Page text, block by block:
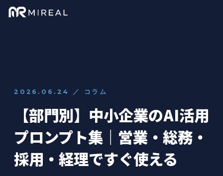
2026.06.24 ／ コラム
【部門別】中小企業のAI活用
プロンプト集｜営業・総務・
採用・経理ですぐ使える